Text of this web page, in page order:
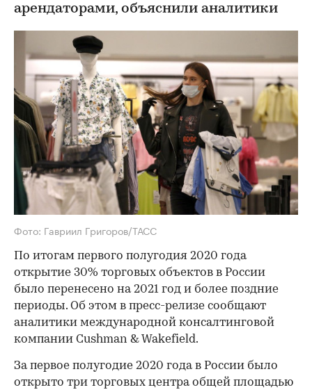
арендаторами, объяснили аналитики
Фото: Гавриил Григоров/ТАСС
По итогам первого полугодия 2020 года
открытие 30% торговых объектов в России
было перенесено на 2021 год и более поздние
периоды. Об этом в пресс-релизе сообщают
аналитики международной консалтинговой
компании Cushman & Wakefield.
За первое полугодие 2020 года в России было
открыто три торговых центра общей площадью